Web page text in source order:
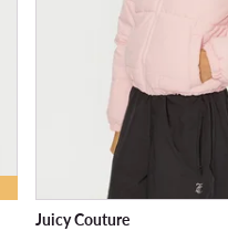
Juicy Couture